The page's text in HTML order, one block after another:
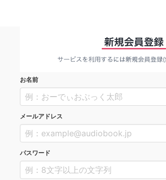
お名前
メールアドレス
パスワード